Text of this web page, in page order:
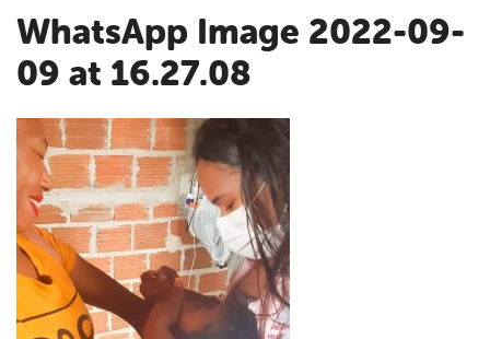
WhatsApp Image 2022-09-
09 at 16.27.08